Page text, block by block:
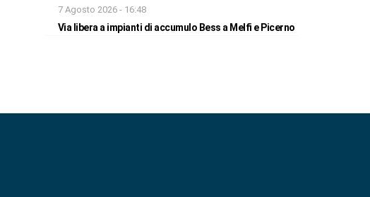
7 Agosto 2026 - 16:48
Via libera a impianti di accumulo Bess a Melfi e Picerno